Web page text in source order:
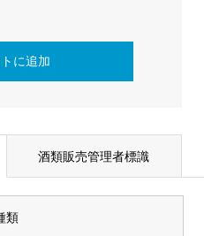
酒類販売管理者標識
類